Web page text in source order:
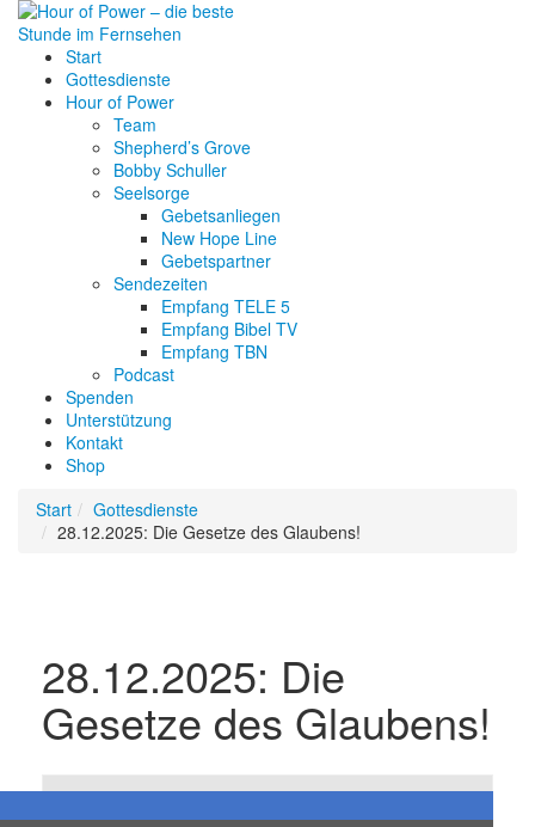
Start
Gottesdienste
Hour of Power
Team
Shepherd’s Grove
Bobby Schuller
Seelsorge
Gebetsanliegen
New Hope Line
Gebetspartner
Sendezeiten
Empfang TELE 5
Empfang Bibel TV
Empfang TBN
Podcast
Spenden
Unterstützung
Kontakt
Shop
Start
Gottesdienste
28.12.2025: Die Gesetze des Glaubens!
28.12.2025: Die
Gesetze des Glaubens!